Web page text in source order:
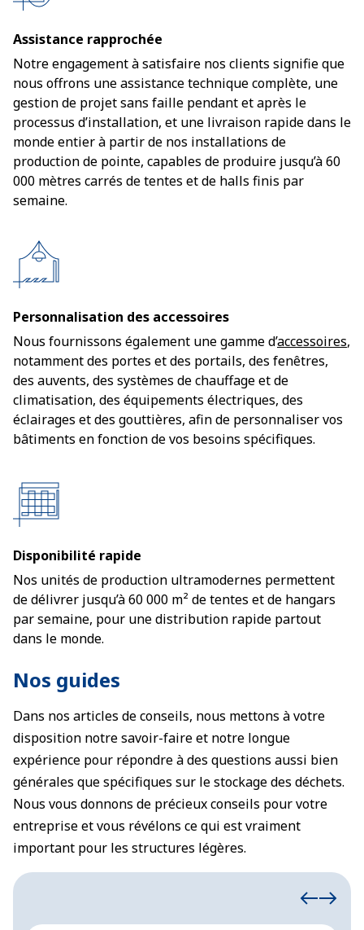
Assistance rapprochée
Notre engagement à satisfaire nos clients signifie que
nous offrons une assistance technique complète, une
gestion de projet sans faille pendant et après le
processus d’installation, et une livraison rapide dans le
monde entier à partir de nos installations de
production de pointe, capables de produire jusqu’à 60
000 mètres carrés de tentes et de halls finis par
semaine.
Personnalisation des accessoires
Nous fournissons également une gamme d’accessoires,
notamment des portes et des portails, des fenêtres,
des auvents, des systèmes de chauffage et de
climatisation, des équipements électriques, des
éclairages et des gouttières, afin de personnaliser vos
bâtiments en fonction de vos besoins spécifiques.
Disponibilité rapide
Nos unités de production ultramodernes permettent
de délivrer jusqu’à 60 000 m² de tentes et de hangars
par semaine, pour une distribution rapide partout
dans le monde.
Nos guides
Dans nos articles de conseils, nous mettons à votre
disposition notre savoir-faire et notre longue
expérience pour répondre à des questions aussi bien
générales que spécifiques sur le stockage des déchets.
Nous vous donnons de précieux conseils pour votre
entreprise et vous révélons ce qui est vraiment
important pour les structures légères.